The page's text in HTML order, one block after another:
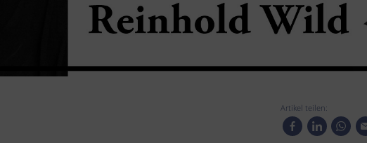
Artikel teilen: